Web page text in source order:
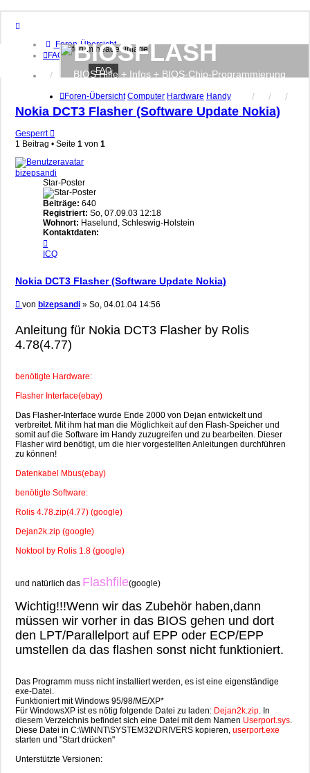
Foren-Übersicht
FAQ
Anmelden
BIOSFLASH
BIOS Hilfe + Infos + BIOS-Chip-Programmierung
FAQ
Foren-Übersicht Computer Hardware Handy
Nokia DCT3 Flasher (Software Update Nokia)
Gesperrt
1 Beitrag • Seite 1 von 1
bizepsandi
Star-Poster
Beiträge: 640
Registriert: So, 07.09.03 12:18
Wohnort: Haselund, Schleswig-Holstein
Kontaktdaten:
von
bizepsandi
ICQ
Nokia DCT3 Flasher (Software Update Nokia)
Beitrag
von bizepsandi » So, 04.01.04 14:56
Anleitung für Nokia DCT3 Flasher by Rolis
4.78(4.77)
benötigte Hardware:
Flasher Interface(ebay)
Das Flasher-Interface wurde Ende 2000 von Dejan entwickelt und
verbreitet. Mit ihm hat man die Möglichkeit auf den Flash-Speicher und
somit auf die Software im Handy zuzugreifen und zu bearbeiten. Dieser
Flasher wird benötigt, um die hier vorgestellten Anleitungen durchführen
zu können!
Datenkabel Mbus(ebay)
benötigte Software:
Rolis 4.78.zip(4.77) (google)
Dejan2k.zip (google)
Noktool by Rolis 1.8 (google)
und natürlich das Flashfile(google)
Wichtig!!!Wenn wir das Zubehör haben,dann
müssen wir vorher in das BIOS gehen und dort
den LPT/Parallelport auf EPP oder ECP/EPP
umstellen da das flashen sonst nicht funktioniert.
Das Programm muss nicht installiert werden, es ist eine eigenständige
exe-Datei.
Funktioniert mit Windows 95/98/ME/XP*
Für WindowsXP ist es nötig folgende Datei zu laden: Dejan2k.zip. In
diesem Verzeichnis befindet sich eine Datei mit dem Namen Userport.sys.
Diese Datei in C:\WINNT\SYSTEM32\DRIVERS kopieren, userport.exe
starten und "Start drücken"
Unterstützte Versionen: